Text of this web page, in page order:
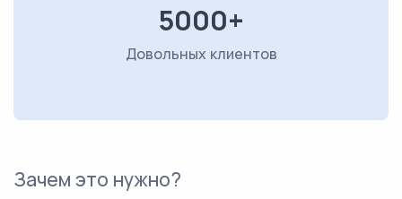
5000+
Довольных клиентов
Зачем это нужно?